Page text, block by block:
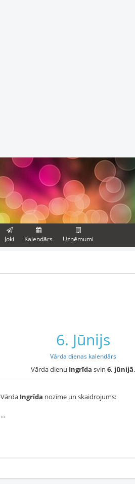
Joki Kalendārs Uzņēmumi
6. Jūnijs
Vārda dienas kalendārs
Vārda dienu Ingrīda svin 6. jūnijā.
Vārda Ingrīda nozīme un skaidrojums:
...